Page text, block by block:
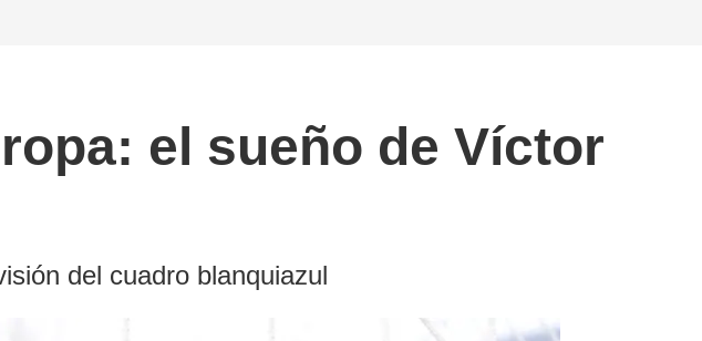
el sueño de Víctor
del cuadro blanquiazul